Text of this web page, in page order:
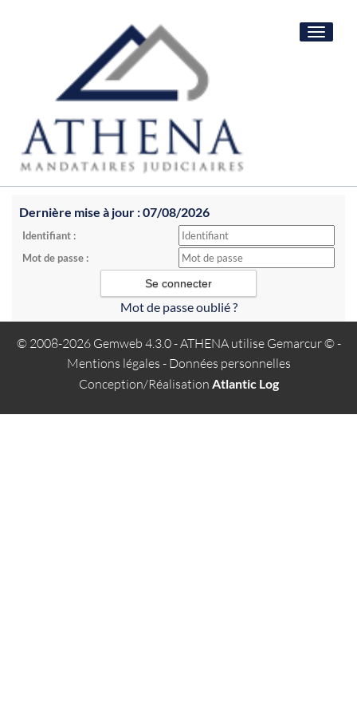
Toggle
Dernière mise à jour : 07/08/2026
Identifiant :
Mot de passe :
Mot de passe oublié ?
© 2008-2026 Gemweb 4.3.0- ATHENA utilise Gemarcur ©-
Mentions légales - Données personnelles
Conception/Réalisation Atlantic Log